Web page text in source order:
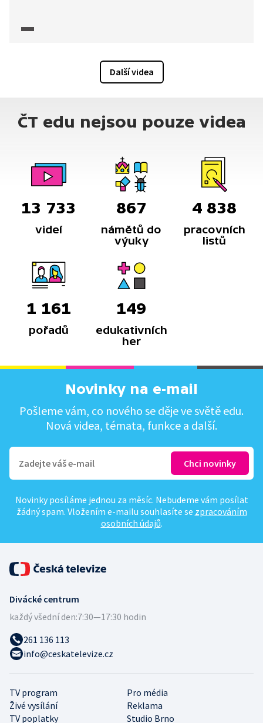
moudro: "Odpověď, zda bylo kojení úspěšné, naleznete
Další videa
ČT edu nejsou pouze videa
13 733
videí
867
námětů do
výuky
4 838
pracovních
listů
1 161
pořadů
149
edukativních
her
Novinky na e-mail
Pošleme vám, co nového se děje ve světě edu.
Nová videa, témata, funkce a další.
Novinky posíláme jednou za měsíc. Nebudeme vám posílat
žádný spam. Vložením e-mailu souhlasíte se zpracováním
osobních údajů.